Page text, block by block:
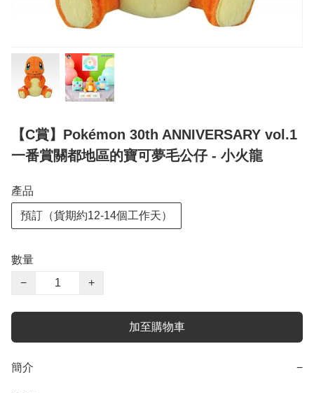
【C賞】Pokémon 30th ANNIVERSARY vol.1
一番賞關都地區的寶可夢毛公仔 - 小火龍
產品
預訂（貨期約12-14個工作天）
數量
−
+
加至購物車
簡介 −